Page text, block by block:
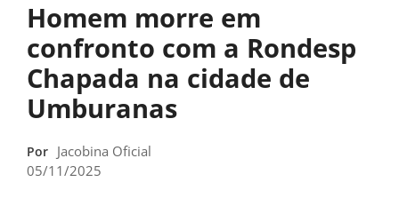
Homem morre em
confronto com a Rondesp
Chapada na cidade de
Umburanas
Por Jacobina Oficial
05/11/2025